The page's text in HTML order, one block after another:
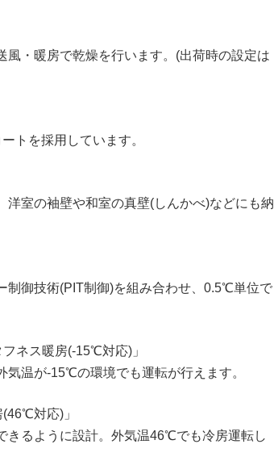
・暖房で乾燥を行います。(出荷時の設定は
トを採用しています。
室の袖壁や和室の真壁(しんかべ)などにも納
制御技術(PIT制御)を組み合わせ、0.5℃単位で
ネス暖房(-15℃対応)」
温が-15℃の環境でも運転が行えます。
対応)」
きるように設計。外気温46℃でも冷房運転し